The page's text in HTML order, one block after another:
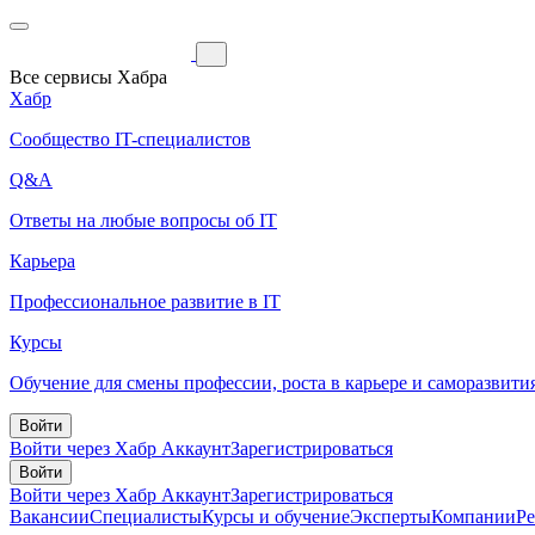
Все сервисы Хабра
Хабр
Сообщество IT-специалистов
Q&A
Ответы на любые вопросы об IT
Карьера
Профессиональное развитие в IT
Курсы
Обучение для смены профессии, роста в карьере и
Войти
Войти через Хабр АккаунтЗарегистрироваться
Войти
Войти через Хабр АккаунтЗарегистрироваться
ВакансииСпециалистыКурсы и обучениеЭкспертыКомпании